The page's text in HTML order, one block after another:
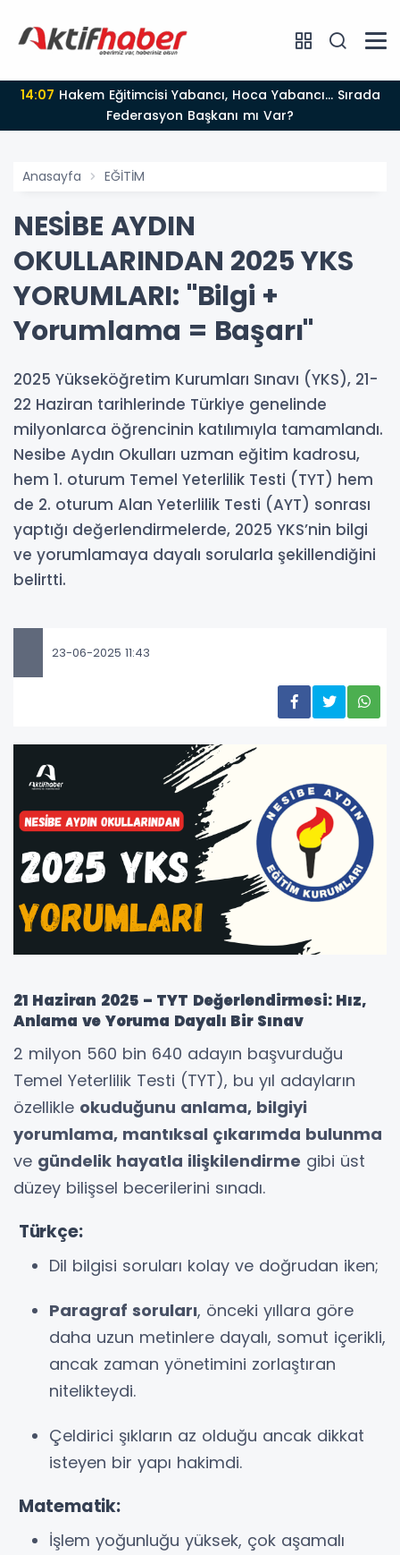
14:07
Federasyon Başkanı mı Var?
Anasayfa EĞİTİM
NESİBE AYDIN
OKULLARINDAN 2025 YKS
YORUMLARI: "Bilgi +
Yorumlama = Başarı"
2025 Yükseköğretim Kurumları Sınavı (YKS), 21-
22 Haziran tarihlerinde Türkiye genelinde
milyonlarca öğrencinin katılımıyla tamamlandı.
Nesibe Aydın Okulları uzman eğitim kadrosu,
hem 1. oturum Temel Yeterlilik Testi (TYT) hem
de 2. oturum Alan Yeterlilik Testi (AYT) sonrası
yaptığı değerlendirmelerde, 2025 YKS’nin bilgi
ve yorumlamaya dayalı sorularla şekillendiğini
belirtti.
23-06-2025 11:43
21 Haziran 2025 – TYT Değerlendirmesi: Hız,
Anlama ve Yoruma Dayalı Bir Sınav
2 milyon 560 bin 640 adayın başvurduğu
Temel Yeterlilik Testi (TYT), bu yıl adayların
özellikle okuduğunu anlama, bilgiyi
yorumlama, mantıksal çıkarımda bulunma
ve gündelik hayatla ilişkilendirme gibi üst
düzey bilişsel becerilerini sınadı.
Türkçe:
Dil bilgisi soruları kolay ve doğrudan iken;
Paragraf soruları, önceki yıllara göre
daha uzun metinlere dayalı, somut içerikli,
ancak zaman yönetimini zorlaştıran
nitelikteydi.
Çeldirici şıkların az olduğu ancak dikkat
isteyen bir yapı hakimdi.
Matematik:
İşlem yoğunluğu yüksek, çok aşamalı